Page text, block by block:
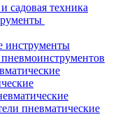
садовая техника
инструменты
пневматические